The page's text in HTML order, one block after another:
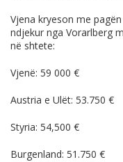
Vjena kryeson me
ndjekur nga Vorarlberg
në shtete:
Vjenë: 59 000 €
Austria e Ulët: 53.750 €
Styria: 54,500 €
Burgenland: 51.750 €